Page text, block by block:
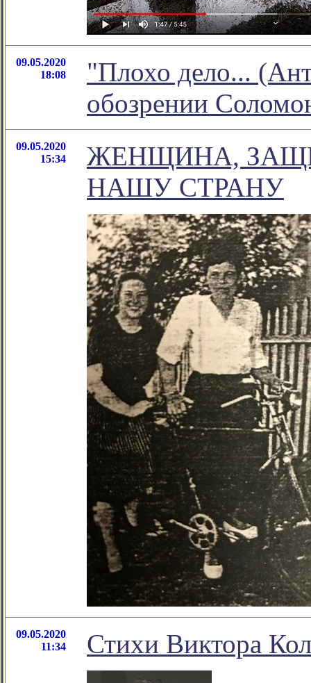
09.05.2020
18:08
"Плохо дело...
обозрении
09.05.2020
15:34
ЖЕНЩИНА,
НАШУ СТРАНУ
09.05.2020
11:34
Стихи Виктора